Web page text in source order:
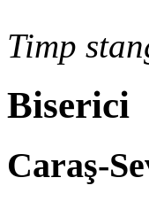
Timp
Biserici
Caraş-